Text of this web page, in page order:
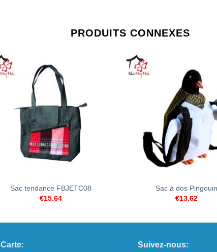
PRODUITS CONNEXES
Sac tendance FBJETC08
€15.64
Sac à dos Pingouin
€13.62
Carte: Suivez-nous: